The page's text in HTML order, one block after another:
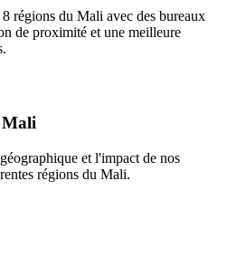
régions du Mali avec des bureaux
de proximité et une meilleure
Mali
et l'impact de nos
régions du Mali.